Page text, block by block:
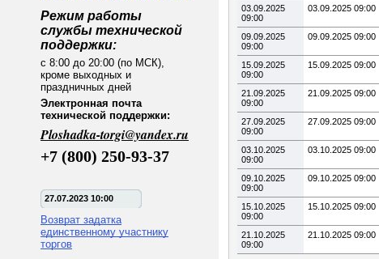
Режим работы
службы технической
поддержки:
с 8:00 до 20:00 (по МСК),
кроме выходных и
праздничных дней
Электронная почта
технической поддержки:
Ploshadka-torgi@yandex.ru
+7 (800) 250-93-37
27.07.2023 10:00
Возврат задатка
единственному участнику
торгов
03.09.2025
09:00
03.09.2025 09:00
09.09.2025
09:00
09.09.2025 09:00
15.09.2025
09:00
15.09.2025 09:00
21.09.2025
09:00
21.09.2025 09:00
27.09.2025
09:00
27.09.2025 09:00
03.10.2025
09:00
03.10.2025 09:00
09.10.2025
09:00
09.10.2025 09:00
15.10.2025
09:00
15.10.2025 09:00
21.10.2025
09:00
21.10.2025 09:00